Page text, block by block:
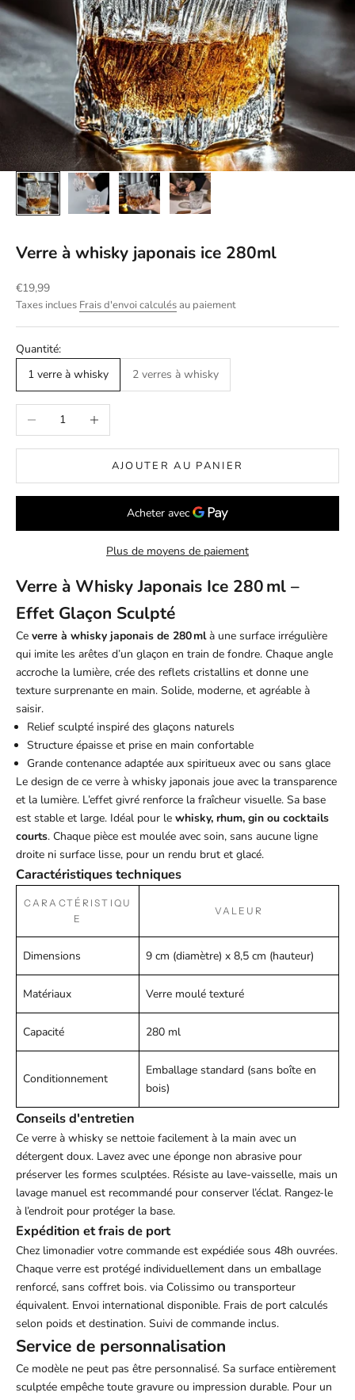
Verre à whisky japonais ice 280ml
Prix de vente
€19,99
Taxes inclues Frais d'envoi calculésau paiement
Quantité:
1 verre à whisky
2 verres à whisky
Diminuer la quantitéAugmenter la quantité
AJOUTER AU PANIER
Plus de moyens de paiement
Verre à Whisky Japonais Ice 280 ml –
Effet Glaçon Sculpté
Ce verre à whisky japonais de 280 mlà une surface irrégulière
qui imite les arêtes d’un glaçon en train de fondre. Chaque angle
accroche la lumière, crée des reflets cristallins et donne une
texture surprenante en main. Solide, moderne, et agréable à
saisir.
Relief sculpté inspiré des glaçons naturels
Structure épaisse et prise en main confortable
Grande contenance adaptée aux spiritueux avec ou sans glace
Le design de ce verre à whisky japonais joue avec la transparence
et la lumière. L’effet givré renforce la fraîcheur visuelle. Sa base
est stable et large. Idéal pour le whisky, rhum, gin ou cocktails
courts. Chaque pièce est moulée avec soin, sans aucune ligne
droite ni surface lisse, pour un rendu brut et glacé.
Caractéristiques techniques
CARACTÉRISTIQU
E
VALEUR
Dimensions 9 cm (diamètre) x 8,5 cm (hauteur)
Matériaux Verre moulé texturé
Capacité 280 ml
Conditionnement
Emballage standard (sans boîte en
bois)
Conseils d'entretien
Ce verre à whisky se nettoie facilement à la main avec un
détergent doux. Lavez avec une éponge non abrasive pour
préserver les formes sculptées. Résiste au lave-vaisselle, mais un
lavage manuel est recommandé pour conserver l’éclat. Rangez-le
à l’endroit pour protéger la base.
Expédition et frais de port
Chez limonadier votre commande est expédiée sous 48h ouvrées.
Chaque verre est protégé individuellement dans un emballage
renforcé, sans coffret bois. via Colissimo ou transporteur
équivalent. Envoi international disponible. Frais de port calculés
selon poids et destination. Suivi de commande inclus.
Service de personnalisation
Ce modèle ne peut pas être personnalisé. Sa surface entièrement
sculptée empêche toute gravure ou impression durable. Pour un